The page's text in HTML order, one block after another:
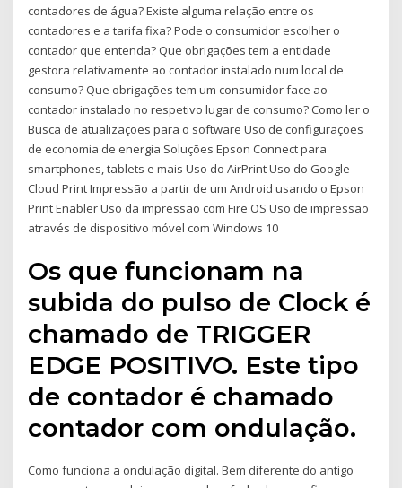
contadores de água? Existe alguma relação entre os
contadores e a tarifa fixa? Pode o consumidor escolher o
contador que entenda? Que obrigações tem a entidade
gestora relativamente ao contador instalado num local de
consumo? Que obrigações tem um consumidor face ao
contador instalado no respetivo lugar de consumo? Como ler o
Busca de atualizações para o software Uso de configurações
de economia de energia Soluções Epson Connect para
smartphones, tablets e mais Uso do AirPrint Uso do Google
Cloud Print Impressão a partir de um Android usando o Epson
Print Enabler Uso da impressão com Fire OS Uso de impressão
através de dispositivo móvel com Windows 10
Os que funcionam na
subida do pulso de Clock é
chamado de TRIGGER
EDGE POSITIVO. Este tipo
de contador é chamado
contador com ondulação.
Como funciona a ondulação digital. Bem diferente do antigo